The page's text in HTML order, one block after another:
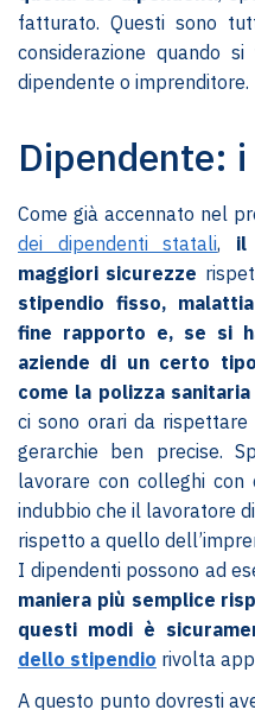
fatturato. Questi sono
considerazione quando
dipendente o imprenditore.
Dipendente:
Come già accennato nel
dei dipendenti statali, il
maggiori sicurezze
stipendio fisso,
fine rapporto e, se si
aziende di un certo
come la polizza
ci sono orari da
gerarchie ben precise.
lavorare con colleghi con
indubbio che il lavoratore
rispetto a quello
I dipendenti possono ad
maniera più semplice
questi modi è
dello stipendio rivolta
A questo punto dovresti